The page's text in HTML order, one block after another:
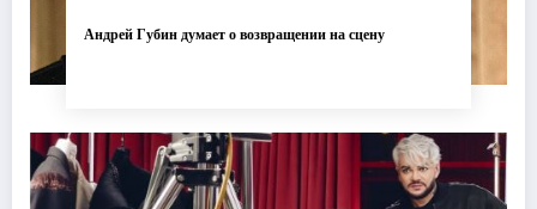
Андрей Губин думает о возвращении на сцену